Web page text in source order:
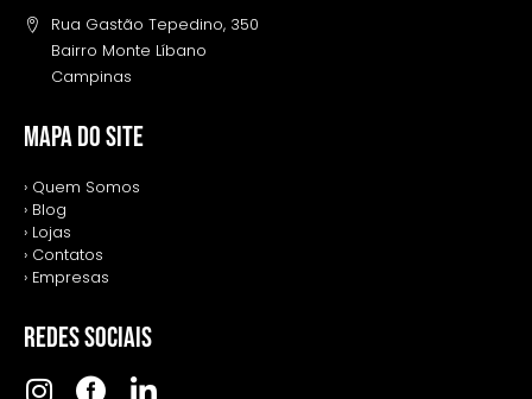
Rua Gastão Tepedino, 350
Bairro Monte Líbano
Campinas
MAPA DO SITE
› Quem Somos
› Blog
› Lojas
› Contatos
› Empresas
REDES SOCIAIS